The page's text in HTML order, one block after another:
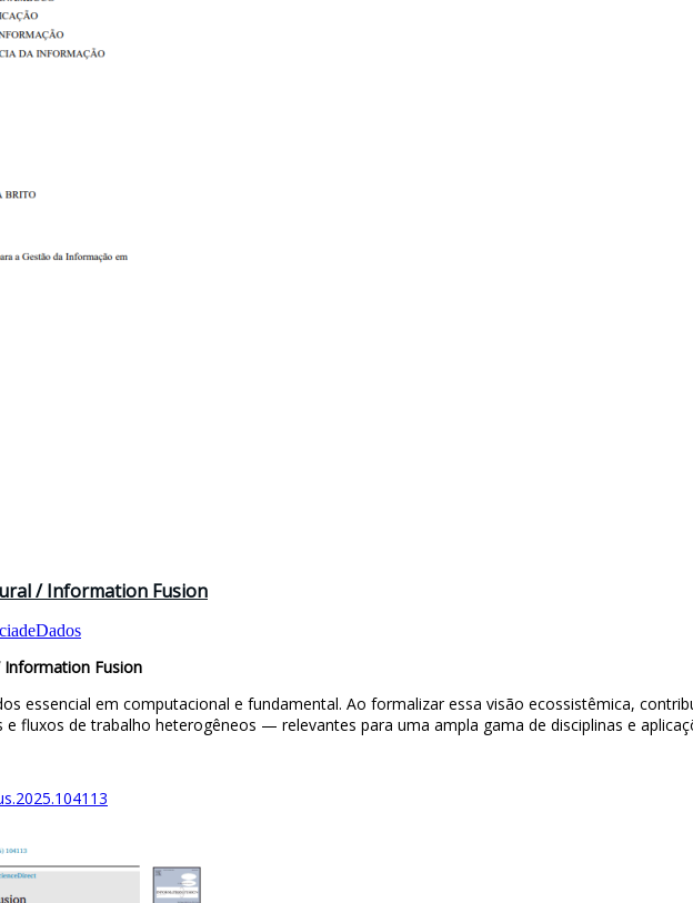
/ Information Fusion
Information Fusion
essencial em computacional e fundamental. Ao formalizar essa visão ecossistêmica,
fluxos de trabalho heterogêneos — relevantes para uma ampla gama de disciplinas e